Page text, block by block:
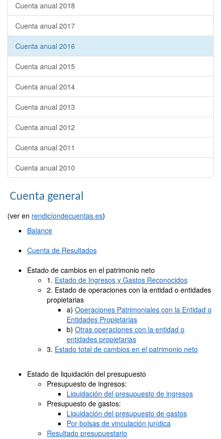
Cuenta anual 2018
Cuenta anual 2017
Cuenta anual 2016
Cuenta anual 2015
Cuenta anual 2014
Cuenta anual 2013
Cuenta anual 2012
Cuenta anual 2011
Cuenta anual 2010
Cuenta general
(ver en rendicíondecuentas.es)
Balance
Cuenta de Resultados
Estado de cambios en el patrimonio neto
1. Estado de Ingresos y Gastos Reconocidos
2. Estado de operaciones con la entidad o entidades
propietarias
a) Operaciones Patrimoniales con la Entidad o
Entidades Propietarias
b) Otras operaciones con la entidad o
entidades propietarias
3. Estado total de cambios en el patrimonio neto
Estado de liquidación del presupuesto
Presupuesto de ingresos:
Liquidación del presupuesto de ingresos
Presupuesto de gastos:
Liquidación del presupuesto de gastos
Por bolsas de vinculación jurídica
Resultado presupuestario